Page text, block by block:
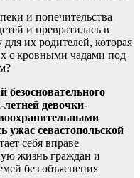
и попечительства
и превратилась в
их родителей, которая
с кровными чадами под
безосновательного
летней девочки-
ужас севастопольской
себя вправе
жизнь граждан и
без объяснения